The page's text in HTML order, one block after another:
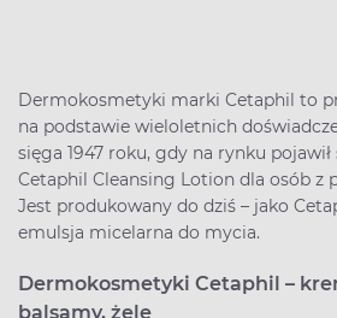
Dermokosmetyki marki Cetaphil to
na podstawie wieloletnich
sięga 1947 roku, gdy na rynku
Cetaphil Cleansing Lotion dla osób z
Jest produkowany do dziś – jako
emulsja micelarna do mycia.
Dermokosmetyki Cetaphil –
balsamy, żele